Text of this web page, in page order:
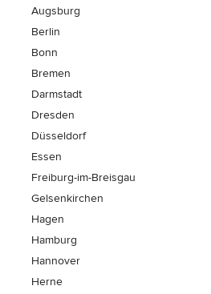
Augsburg
Berlin
Bonn
Bremen
Darmstadt
Dresden
Düsseldorf
Essen
Freiburg-im-Breisgau
Gelsenkirchen
Hagen
Hamburg
Hannover
Herne